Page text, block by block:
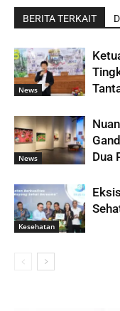
BERITA TERKAIT
News
News
Dua
Kesehatan